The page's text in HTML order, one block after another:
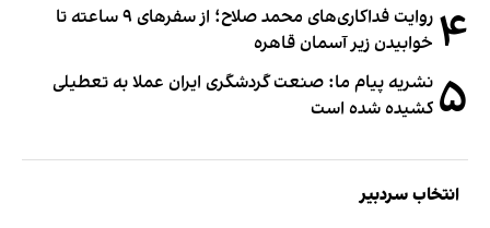
۴
روایت فداکاری‌های محمد صلاح؛ از سفرهای ۹ ساعته تا
خوابیدن زیر آسمان قاهره
۵ نشریه پیام ما: صنعت گردشگری ایران عملا به تعطیلی
کشیده شده است
انتخاب سردبیر